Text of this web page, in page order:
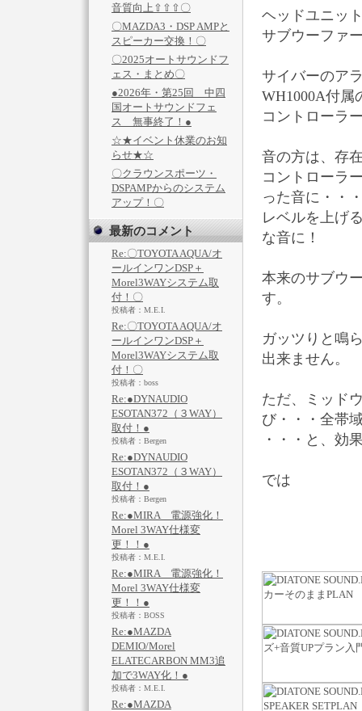
音質向上⇧⇧⇧〇
〇MAZDA3・DSP AMPと
スピーカー交換！〇
〇2025オートサウンドフ
ェス・まとめ〇
●2026年・第25回 中四
国オートサウンドフェ
ス 無事終了！●
☆★イベント休業のお知
らせ★☆
〇クラウンスポーツ・
DSPAMPからのシステム
アップ！〇
最新のコメント
Re:〇TOYOTA AQUA/オ
ールインワンDSP＋
Morel3WAYシステム取
付！〇
投稿者：M.E.I.
Re:〇TOYOTA AQUA/オ
ールインワンDSP＋
Morel3WAYシステム取
付！〇
投稿者：boss
Re:●DYNAUDIO
ESOTAN372（３WAY）
取付！●
投稿者：Bergen
Re:●DYNAUDIO
ESOTAN372（３WAY）
取付！●
投稿者：Bergen
Re:●MIRA 電源強化！
Morel 3WAY仕様変
更！！●
投稿者：M.E.I.
Re:●MIRA 電源強化！
Morel 3WAY仕様変
更！！●
投稿者：BOSS
Re:●MAZDA
DEMIO/Morel
ELATECARBON MM3追
加で3WAY化！●
投稿者：M.E.I.
Re:●MAZDA
ヘッドユニッ
サブウーファ
サイバーのア
WH1000A付属
コントローラ
音の方は、存
コントローラ
った音に・・
レベルを上げ
な音に！
本来のサブウ
す。
ガッツりと鳴
出来ません。
ただ、ミッド
び・・・全帯
・・・と、効
では